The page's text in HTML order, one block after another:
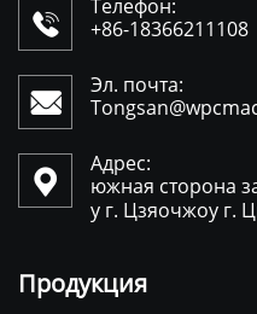

Телефон:
+86-18366211108

Эл. почта:

Адрес:
южная сторона
у г. Цзяочжоу г.
Продукция